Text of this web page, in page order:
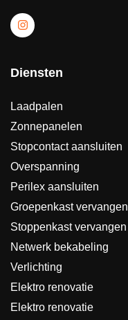
Diensten
Laadpalen
Zonnepanelen
Stopcontact aansluiten
Overspanning
Perilex aansluiten
Groepenkast vervangen
Stoppenkast vervangen
Netwerk bekabeling
Verlichting
Elektro renovatie
Elektro renovatie